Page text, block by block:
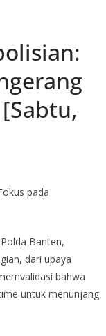
pada
Banten,
dari upaya
bahwa
untuk menunjang